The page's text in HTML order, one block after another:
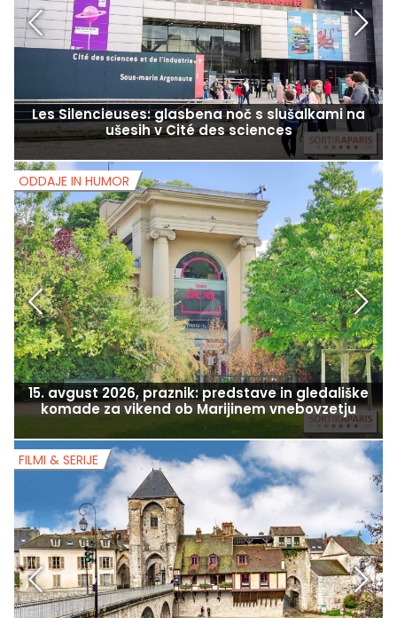
Les Silencieuses: glasbena noč s slušalkami na
ušesih v Cité des sciences
15. avgust 2026, praznik: predstave in gledališke
komade za vikend ob Marijinem vnebovzetju
ODDAJE IN HUMOR
FILMI & SERIJE